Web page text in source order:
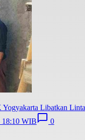
Libatkan
18:10 WIB 0